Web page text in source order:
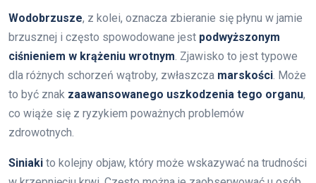
Wodobrzusze, z kolei, oznacza zbieranie się płynu w jamie
brzusznej i często spowodowane jest podwyższonym
ciśnieniem w krążeniu wrotnym. Zjawisko to jest typowe
dla różnych schorzeń wątroby, zwłaszcza marskości. Może
to być znak zaawansowanego uszkodzenia tego organu,
co wiąże się z ryzykiem poważnych problemów
zdrowotnych.
Siniaki to kolejny objaw, który może wskazywać na trudności